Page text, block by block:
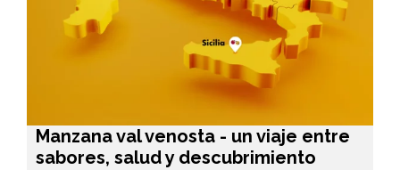
Manzana val venosta - un viaje entre
sabores, salud y descubrimiento